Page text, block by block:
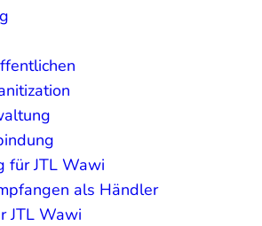
für JTL Wawi
als Händler
JTL Wawi